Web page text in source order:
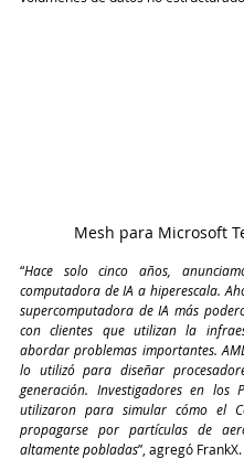
Mesh para Microsoft
“Hace solo cinco años,
computadora de IA a hiperescala.
supercomputadora de IA más
con clientes que utilizan la
abordar problemas importantes.
lo utilizó para diseñar
generación. Investigadores en los
utilizaron para simular cómo el
propagarse por partículas de
altamente pobladas”, agregó